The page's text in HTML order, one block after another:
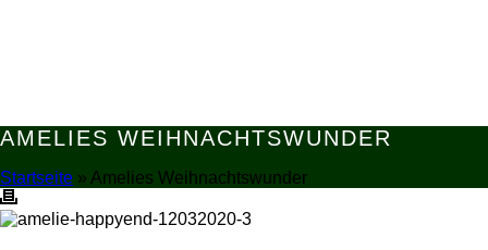
AMELIES WEIHNACHTSWUNDER
Startseite » Amelies Weihnachtswunder